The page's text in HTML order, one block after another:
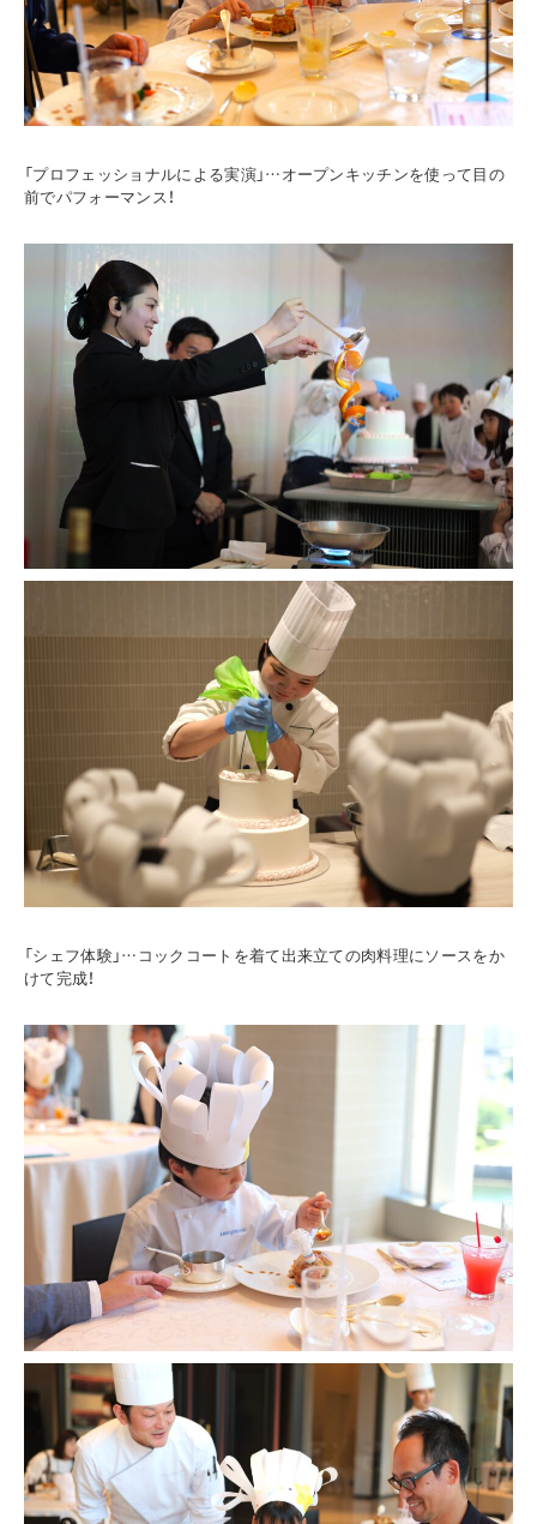
「プロフェッショナルによる実演」…オープンキッチンを使って目の
前でパフォーマンス！
「シェフ体験」…コックコートを着て出来立ての肉料理にソースをか
けて完成！